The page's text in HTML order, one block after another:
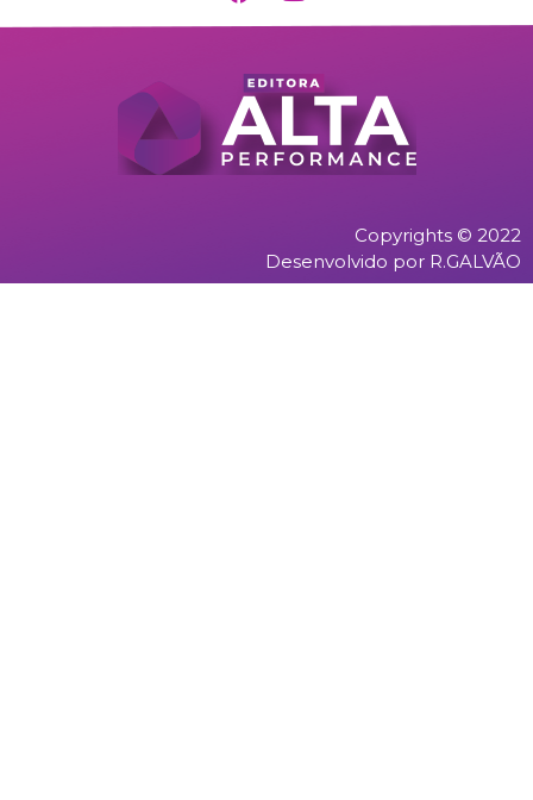
Copyrights © 2022
Desenvolvido por R.GALVÃO